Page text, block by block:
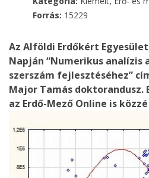
Forrás: 15229
Az Alföldi Erdőkért
Napján “Numerikus analízis
szerszám fejlesztéséhez”
Major Tamás doktorandusz.
az Erdő-Mező Online is